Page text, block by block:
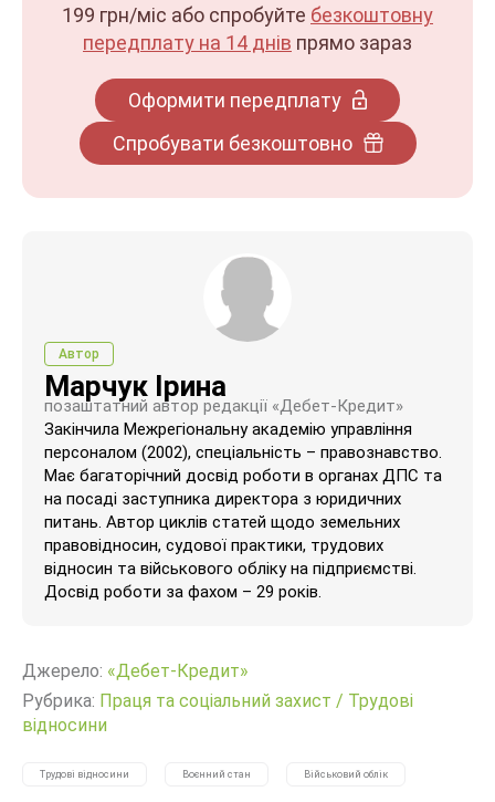
199 грн/міс або спробуйте безкоштовну
передплату на 14 днів прямо зараз
Оформити передплату
Спробувати безкоштовно
Автор
Марчук Ірина
позаштатний автор редакції «Дебет-Кредит»
Закінчила Межрегіональну академію управління
персоналом (2002), спеціальність – правознавство.
Має багаторічний досвід роботи в органах ДПС та
на посаді заступника директора з юридичних
питань. Автор циклів статей щодо земельних
правовідносин, судової практики, трудових
відносин та військового обліку на підприємстві.
Досвід роботи за фахом – 29 років.
Джерело: «Дебет-Кредит»
Рубрика: Праця та соціальний захист / Трудові
відносини
Трудові відносини Воєнний стан Військовий облік